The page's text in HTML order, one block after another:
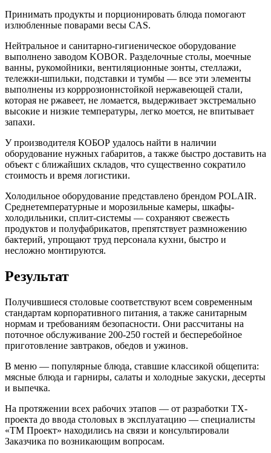
Принимать продукты и порционировать блюда помогают
излюбленные поварами весы CAS.
Нейтральное и санитарно-гигиеническое оборудование
выполнено заводом KOBOR. Разделочные столы, моечные
ванны, рукомойники, вентиляционные зонты, стеллажи,
тележки-шпильки, подставки и тумбы — все эти элементы
выполнены из корррозионнстойкой нержавеющей стали,
которая не ржавеет, не ломается, выдерживает экстремально
высокие и низкие температуры, легко моется, не впитывает
запахи.
У производителя КОБОР удалось найти в наличии
оборудование нужных габаритов, а также быстро доставить на
объект с ближайших складов, что существенно сократило
стоимость и время логистики.
Холодильное оборудование представлено брендом POLAIR.
Среднетемпературные и морозильные камеры, шкафы-
холодильники, сплит-системы — сохраняют свежесть
продуктов и полуфабрикатов, препятствует размножению
бактерий, упрощают труд персонала кухни, быстро и
несложно монтируются.
Результат
Получившиеся столовые соответствуют всем современным
стандартам корпоративного питания, а также санитарным
нормам и требованиям безопасности. Они рассчитаны на
поточное обслуживание 200-250 гостей и бесперебойное
приготовление завтраков, обедов и ужинов.
В меню — популярные блюда, ставшие классикой общепита:
мясные блюда и гарниры, салаты и холодные закуски, десерты
и выпечка.
На протяжении всех рабочих этапов — от разработки ТХ-
проекта до ввода столовых в эксплуатацию — специалисты
«ТМ Проект» находились на связи и консультировали
Заказчика по возникающим вопросам.